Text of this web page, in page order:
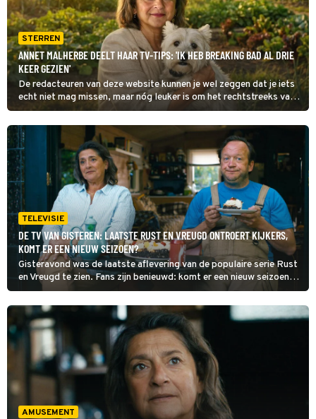
STERREN
ANNET MALHERBE DEELT HAAR TV-TIPS: 'IK HEB BREAKING BAD AL DRIE
KEER GEZIEN'
De redacteuren van deze website kunnen je wel zeggen dat je iets
echt niet mag missen, maar nóg leuker is om het rechtstreeks van
de tv-sterren zelf te horen. Annet Malherbe deelt vandaag haar
tips.
TELEVISIE
DE TV VAN GISTEREN: LAATSTE RUST EN VREUGD ONTROERT KIJKERS,
KOMT ER EEN NIEUW SEIZOEN?
Gisteravond was de laatste aflevering van de populaire serie Rust
en Vreugd te zien. Fans zijn benieuwd: komt er een nieuw seizoen?
Het seizoensslot laat enige ruimte... En verder: Parels voor de
Zwijnen begon aan seizoen 2.
AMUSEMENT